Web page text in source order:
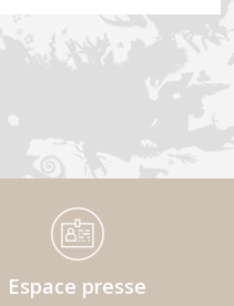
Espace presse